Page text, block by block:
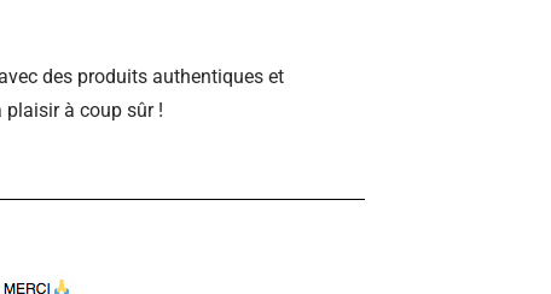
des produits authentiques et
à coup sûr !